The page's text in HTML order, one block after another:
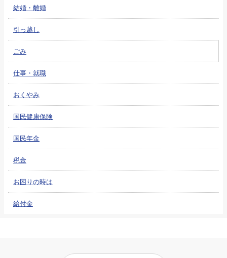
結婚・離婚
引っ越し
ごみ
仕事・就職
おくやみ
国民健康保険
国民年金
税金
お困りの時は
給付金